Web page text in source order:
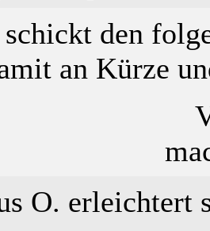
den
an Kürze
O. erleichtert